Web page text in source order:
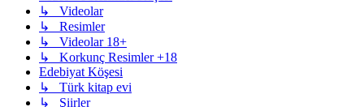
↳ Videolar
↳ Resimler
↳ Videolar 18+
↳ Korkunç Resimler +18
Edebiyat Köşesi
↳ Türk kitap evi
↳ Şiirler